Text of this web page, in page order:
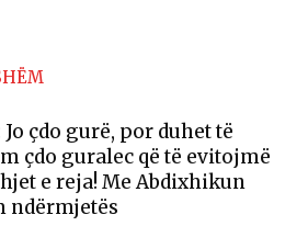
çdo gurë, por duhet të
çdo guralec që të evitojmë
e reja! Me Abdixhikun
ndërmjetës